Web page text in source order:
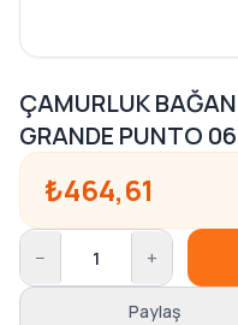
ÇAMURLUK
GRANDE PUNTO
₺464,61
− +
Paylaş